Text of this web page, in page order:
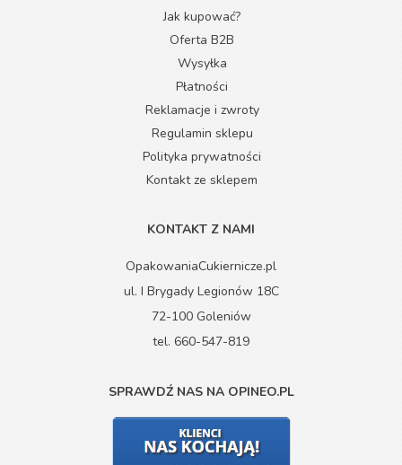
Jak kupować?
Oferta B2B
Wysyłka
Płatności
Reklamacje i zwroty
Regulamin sklepu
Polityka prywatności
Kontakt ze sklepem
KONTAKT Z NAMI
OpakowaniaCukiernicze.pl
ul. I Brygady Legionów 18C
72-100 Goleniów
tel. 660-547-819
SPRAWDŹ NAS NA OPINEO.PL